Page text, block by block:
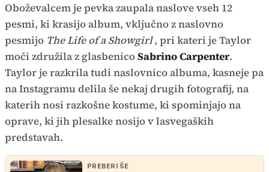
Oboževalcem je pevka zaupala naslove vseh 12
pesmi, ki krasijo album, vključno z naslovno
pesmijo The Life of a Showgirl, pri kateri je Taylor
moči združila z glasbenicoSabrino Carpenter.
Taylor je razkrila tudi naslovnico albuma, kasneje pa
na Instagramu delila še nekaj drugih fotografij, na
katerih nosi razkošne kostume, ki spominjajo na
oprave, ki jih plesalke nosijo v lasvegaških
predstavah.
PREBERI ŠE